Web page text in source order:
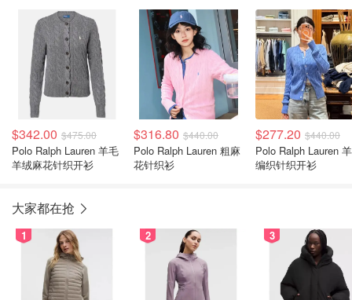
$342.00 $475.00
Polo Ralph Lauren 羊毛
羊绒麻花针织开衫
$316.80 $440.00
Polo Ralph Lauren 粗麻
花针织衫
$277.20 $440.00
Polo Ralph Lauren
编织针织开衫
大家都在抢
1 2 3